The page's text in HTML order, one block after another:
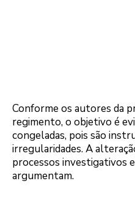
Conforme os autores da
regimento, o objetivo é
congeladas, pois são
irregularidades. A
processos investigativos
argumentam.